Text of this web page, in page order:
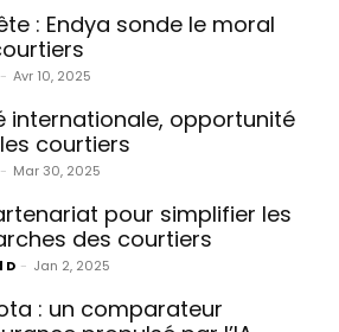
: Endya sonde le moral
- Avr 10, 2025
internationale, opportunité
courtiers
- Mar 30, 2025
pour simplifier les
des courtiers
D - Jan 2, 2025
: un comparateur